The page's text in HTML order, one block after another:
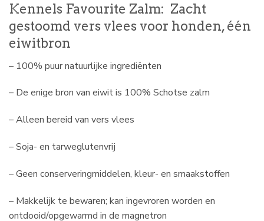
Kennels Favourite Zalm: Zacht
gestoomd vers vlees voor honden, één
eiwitbron
– 100% puur natuurlijke ingrediënten
– De enige bron van eiwit is 100% Schotse zalm
– Alleen bereid van vers vlees
– Soja- en tarweglutenvrij
– Geen conserveringmiddelen, kleur- en smaakstoffen
– Makkelijk te bewaren; kan ingevroren worden en
ontdooid/opgewarmd in de magnetron